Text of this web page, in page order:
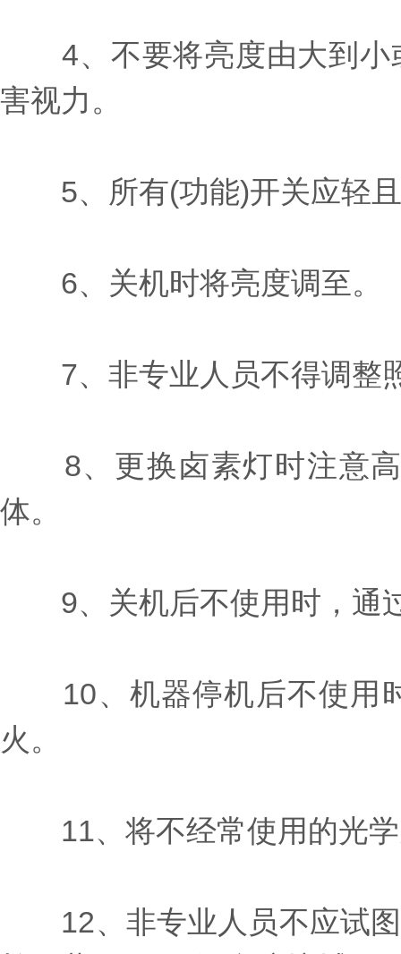
4、不要将亮度由大到小
害视力。
5、所有(功能)开关应轻
6、关机时将亮度调至。
7、非专业人员不得调整照
8、更换卤素灯时注意高
体。
9、关机后不使用时，通
10、机器停机后不使用时
火。
11、将不经常使用的光学
12、非专业人员不应试图